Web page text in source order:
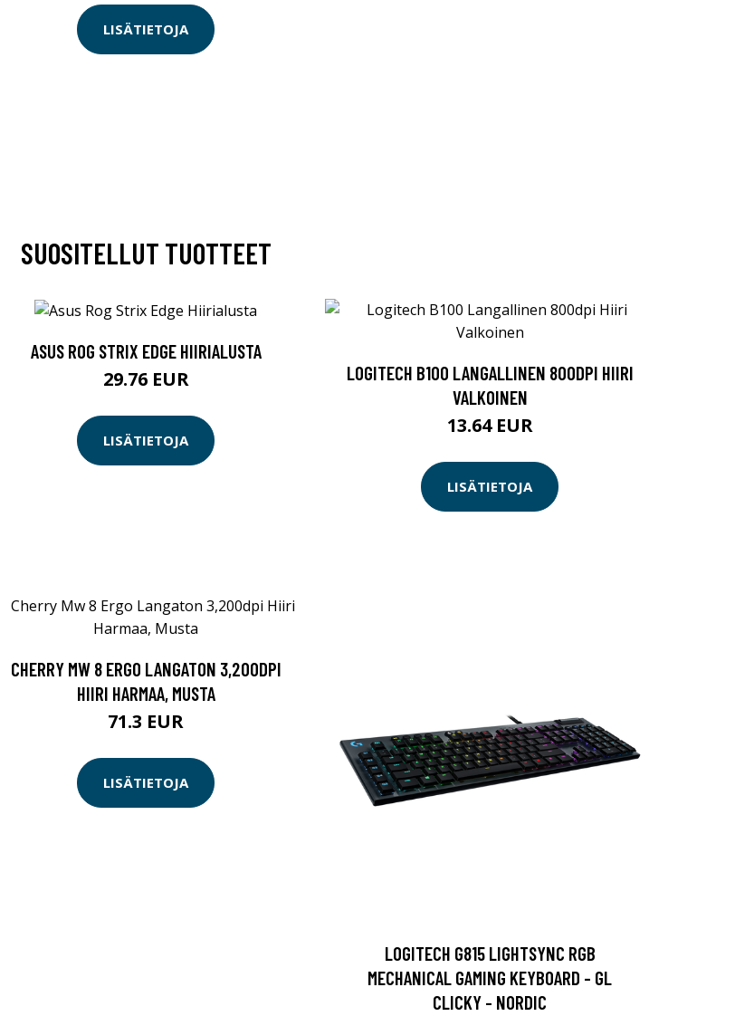
LISÄTIETOJA
SUOSITELLUT TUOTTEET
ASUS ROG STRIX EDGE HIIRIALUSTA
29.76 EUR
LISÄTIETOJA
LOGITECH B100 LANGALLINEN 800DPI HIIRI
VALKOINEN
13.64 EUR
LISÄTIETOJA
CHERRY MW 8 ERGO LANGATON 3,200DPI
HIIRI HARMAA, MUSTA
71.3 EUR
LISÄTIETOJA
LOGITECH G815 LIGHTSYNC RGB
MECHANICAL GAMING KEYBOARD - GL
CLICKY - NORDIC